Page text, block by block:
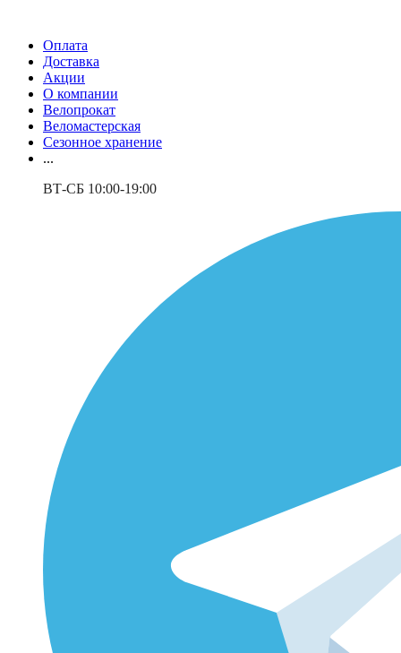
Оплата
Доставка
Акции
О компании
Велопрокат
Веломастерская
Сезонное хранение
...
ВТ-СБ 10:00-19:00